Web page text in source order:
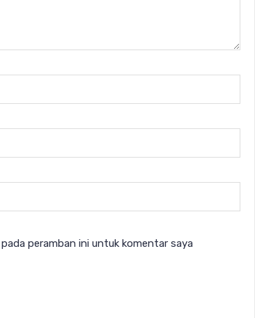
peramban ini untuk komentar saya